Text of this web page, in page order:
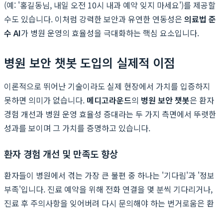
(예: '홍길동님, 내일 오전 10시 내과 예약 잊지 마세요')를 제공할
수도 있습니다. 이처럼 강력한 보안과 유연한 연동성은 의료법 준
수 AI가 병원 운영의 효율성을 극대화하는 핵심 요소입니다.
병원 보안 챗봇 도입의 실제적 이점
이론적으로 뛰어난 기술이라도 실제 현장에서 가치를 입증하지
못하면 의미가 없습니다. 메디고라운드의 병원 보안 챗봇은 환자
경험 개선과 병원 운영 효율성 증대라는 두 가지 측면에서 뚜렷한
성과를 보이며 그 가치를 증명하고 있습니다.
환자 경험 개선 및 만족도 향상
환자들이 병원에서 겪는 가장 큰 불편 중 하나는 '기다림'과 '정보
부족'입니다. 진료 예약을 위해 전화 연결을 몇 분씩 기다리거나,
진료 후 주의사항을 잊어버려 다시 문의해야 하는 번거로움은 환